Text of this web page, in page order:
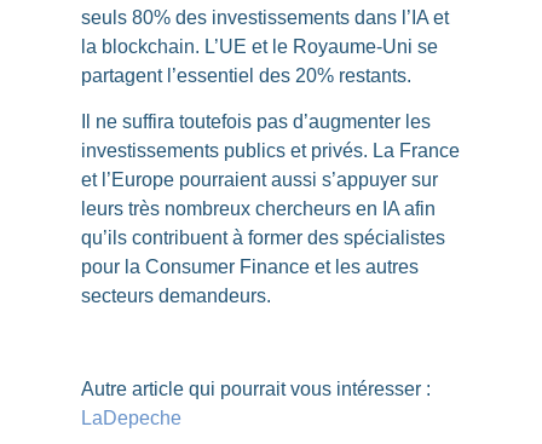
seuls 80% des investissements dans l’IA et
la blockchain. L’UE et le Royaume-Uni se
partagent l’essentiel des 20% restants.
Il ne suffira toutefois pas d’augmenter les
investissements publics et privés. La France
et l’Europe pourraient aussi s’appuyer sur
leurs très nombreux chercheurs en IA afin
qu’ils contribuent à former des spécialistes
pour la Consumer Finance et les autres
secteurs demandeurs.
Autre article qui pourrait vous intéresser :
LaDepeche